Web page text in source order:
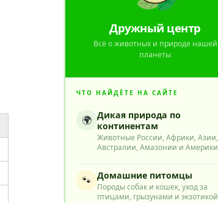
Дружный центр
Всё о животных и природе нашей
планеты
ЧТО НАЙДЁТЕ НА САЙТЕ
🌍 Дикая природа по
континентам
Животные России, Африки, Азии,
Австралии, Амазонии и Америки
🐾 Домашние питомцы
Породы собак и кошек, уход за
птицами, грызунами и экзотикой